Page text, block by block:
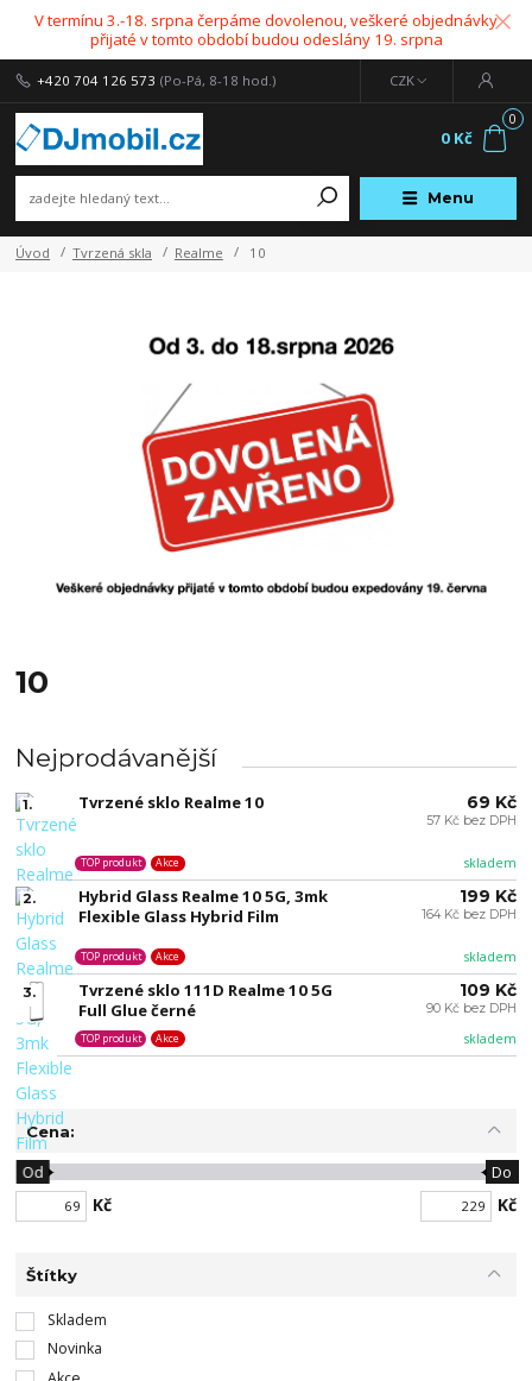
V termínu 3.-18. srpna čerpáme dovolenou, veškeré objednávky
přijaté v tomto období budou odeslány 19. srpna
Menu
CZK
+420 704 126 573 (Po-Pá, 8-18 hod.)
0
0 Kč
Úvod Tvrzená skla Realme 10
10
Nejprodávanější
1. Tvrzené sklo Realme 10
skladem
TOP produkt Akce
69 Kč
57 Kč bez DPH
2.
Hybrid Glass Realme 10 5G, 3mk
Flexible Glass Hybrid Film
skladem
TOP produkt Akce
199 Kč
164 Kč bez DPH
3.
Tvrzené sklo 111D Realme 10 5G
Full Glue černé
skladem
TOP produkt Akce
109 Kč
90 Kč bez DPH
Cena:
Kč
Od Do
Kč
Štítky
Skladem
Novinka